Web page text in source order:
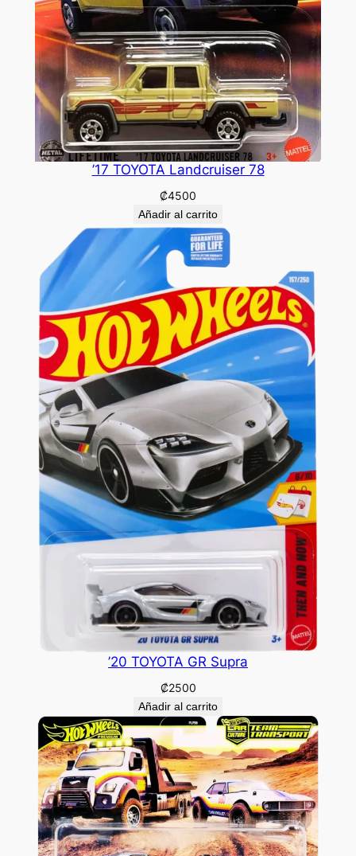
’17 TOYOTA Landcruiser 78
₡4500
Añadir al carrito
’20 TOYOTA GR Supra
₡2500
Añadir al carrito